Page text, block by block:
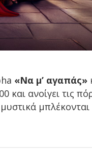
«Να μ’ αγαπάς»
ανοίγει τις